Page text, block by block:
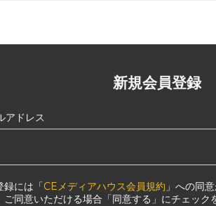
新規会員登録
アドレス
録には「CEメディアハウス会員規約 」への同
ご同意いただける場合「同意する」にチェック